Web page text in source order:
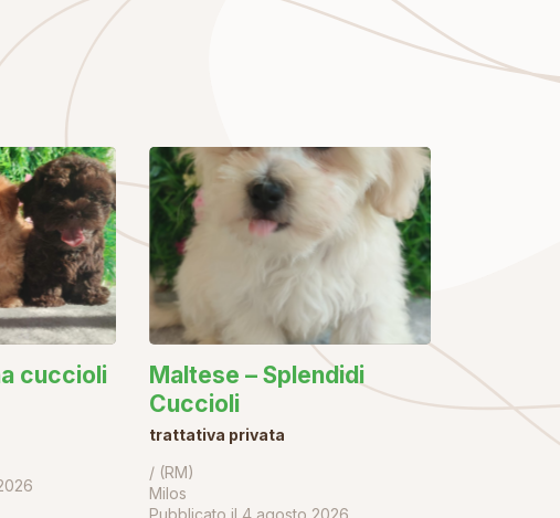
cuccioli
Maltese – Splendidi
Cuccioli
trattativa privata
/ (RM)
Milos
Pubblicato il 4 agosto 2026